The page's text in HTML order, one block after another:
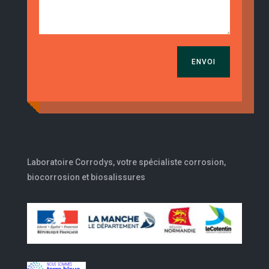
ENVOI
Laboratoire Corrodys, votre spécialiste corrosion,
biocorrosion et biosalissures